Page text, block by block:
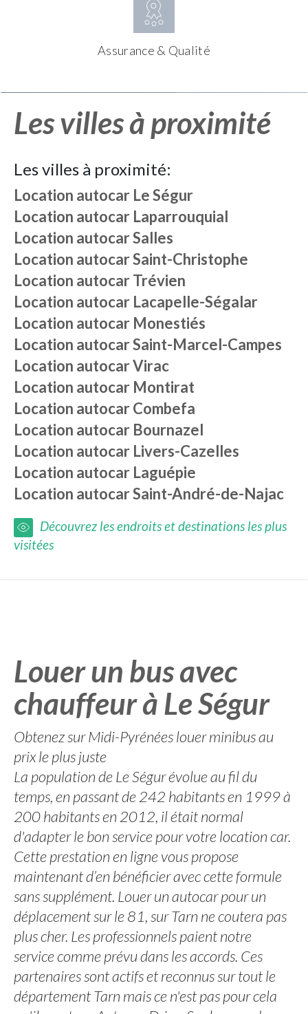
Assurance & Qualité
Les villes à proximité
Les villes à proximité:
Location autocar Le Ségur
Location autocar Laparrouquial
Location autocarSalles
Location autocarSaint-Christophe
Location autocarTrévien
Location autocar Lacapelle-Ségalar
Location autocar Monestiés
Location autocarSaint-Marcel-Campes
Location autocarVirac
Location autocar Montirat
Location autocarCombefa
Location autocar Bournazel
Location autocar Livers-Cazelles
Location autocar Laguépie
Location autocarSaint-André-de-Najac
Découvrez les endroits et destinations les plus
visitées
Louer un bus avec
chauffeur à Le Ségur
Obtenez sur Midi-Pyrénées louer minibus au
prix le plus juste
La population de Le Ségur évolue au fil du
temps, en passant de 242 habitants en 1999 à
200 habitants en 2012, il était normal
d'adapter le bon service pour votre location car.
Cette prestation en ligne vous propose
maintenant d’en bénéficier avec cette formule
sans supplément. Louer un autocar pour un
déplacement sur le 81, sur Tarn ne coutera pas
plus cher. Les professionnels paient notre
service comme prévu dans les accords. Ces
partenaires sont actifs et reconnus sur tout le
département Tarn mais ce n'est pas pour cela